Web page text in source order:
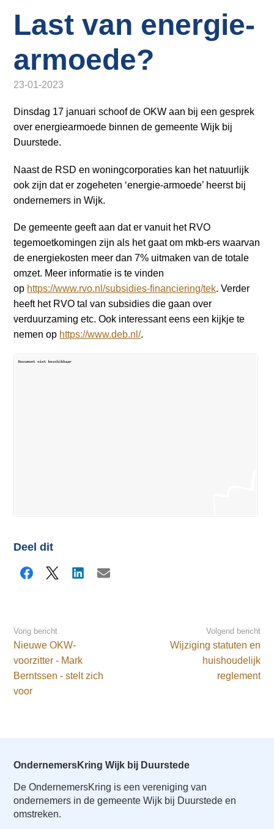
n
a
i
g
t
i
o
J
u
m
t
o
m
a
i
n
c
o
n
Last van energie-
armoede?
23-01-2023
Dinsdag 17 januari schoof de OKW aan bij een gesprek
over energiearmoede binnen de gemeente Wijk bij
Duurstede.
Naast de RSD en woningcorporaties kan het natuurlijk
ook zijn dat er zogeheten ‘energie-armoede’ heerst bij
ondernemers in Wijk.
De gemeente geeft aan dat er vanuit het RVO
tegemoetkomingen zijn als het gaat om mkb-ers waarvan
de energiekosten meer dan 7% uitmaken van de totale
omzet. Meer informatie is te vinden
op https://www.rvo.nl/subsidies-financiering/tek. Verder
heeft het RVO tal van subsidies die gaan over
verduurzaming etc. Ook interessant eens een kijkje te
nemen op https://www.deb.nl/.
Deel dit
Facebook
X LinkedInE-mail
Vorig bericht
Nieuwe OKW-
voorzitter - Mark
Berntssen - stelt zich
voor
Volgend bericht
Wijziging statuten en
huishoudelijk
reglement
OndernemersKring Wijk bij Duurstede
De OndernemersKring is een vereniging van
ondernemers in de gemeente Wijk bij Duurstede en
omstreken.